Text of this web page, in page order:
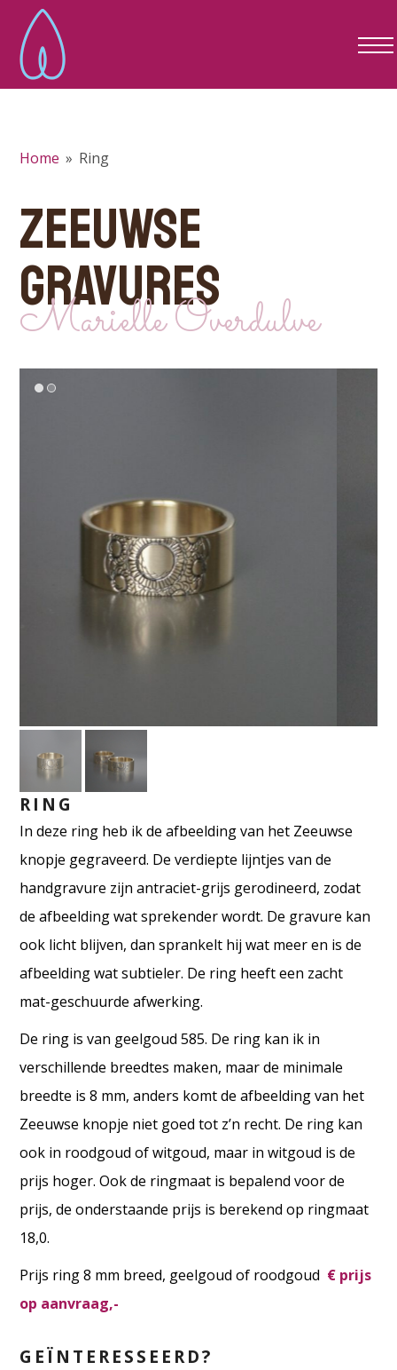
Home » Ring
ZEEUWSE
GRAVURES
Marielle Overdulve
RING
In deze ring heb ik de afbeelding van het Zeeuwse
knopje gegraveerd. De verdiepte lijntjes van de
handgravure zijn antraciet-grijs gerodineerd, zodat
de afbeelding wat sprekender wordt. De gravure kan
ook licht blijven, dan sprankelt hij wat meer en is de
afbeelding wat subtieler. De ring heeft een zacht
mat-geschuurde afwerking.
De ring is van geelgoud 585. De ring kan ik in
verschillende breedtes maken, maar de minimale
breedte is 8 mm, anders komt de afbeelding van het
Zeeuwse knopje niet goed tot z’n recht. De ring kan
ook in roodgoud of witgoud, maar in witgoud is de
prijs hoger. Ook de ringmaat is bepalend voor de
prijs, de onderstaande prijs is berekend op ringmaat
18,0.
Prijs ring 8 mm breed, geelgoud of roodgoud € prijs
op aanvraag,-
GEÏNTERESSEERD?